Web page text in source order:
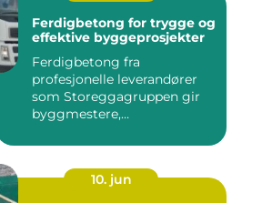
Ferdigbetong for trygge og
effektive byggeprosjekter
Ferdigbetong fra
profesjonelle leverandører
som Storeggagruppen gir
byggmestere,
10. jun